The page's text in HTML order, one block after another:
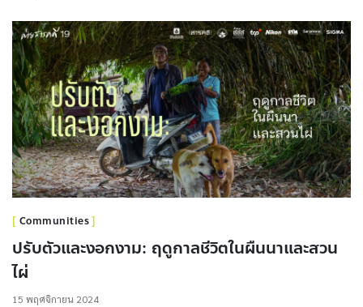
Communities
ปรับตัวและงอกงาม: ฤดูกาลชีวิตในผืนนาและสวน
ไผ่
15 พฤศจิกายน 2024